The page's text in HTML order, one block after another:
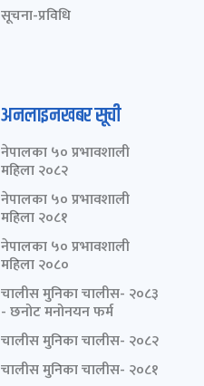
सूचना-प्रविधि
अनलाइनखबर सूची
नेपालका ५० प्रभावशाली
महिला २०८२
नेपालका ५० प्रभावशाली
महिला २०८१
नेपालका ५० प्रभावशाली
महिला २०८०
चालीस मुनिका चालीस- २०८३
- छनोट मनोनयन फर्म
चालीस मुनिका चालीस- २०८२
चालीस मुनिका चालीस- २०८१